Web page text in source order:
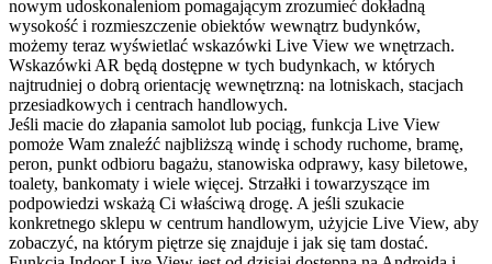
nowym udoskonaleniom pomagającym zrozumieć dokładną
wysokość i rozmieszczenie obiektów wewnątrz budynków,
możemy teraz wyświetlać wskazówki Live View we wnętrzach.
Wskazówki AR będą dostępne w tych budynkach, w których
najtrudniej o dobrą orientację wewnętrzną: na lotniskach, stacjach
przesiadkowych i centrach handlowych.
Jeśli macie do złapania samolot lub pociąg, funkcja Live View
pomoże Wam znaleźć najbliższą windę i schody ruchome, bramę,
peron, punkt odbioru bagażu, stanowiska odprawy, kasy biletowe,
toalety, bankomaty i wiele więcej. Strzałki i towarzyszące im
podpowiedzi wskażą Ci właściwą drogę. A jeśli szukacie
konkretnego sklepu w centrum handlowym, użyjcie Live View, aby
zobaczyć, na którym piętrze się znajduje i jak się tam dostać.